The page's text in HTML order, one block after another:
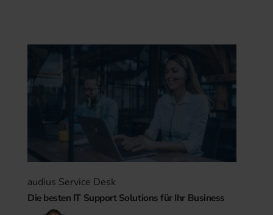
audius Service Desk
Die besten IT Support Solutions für Ihr Business